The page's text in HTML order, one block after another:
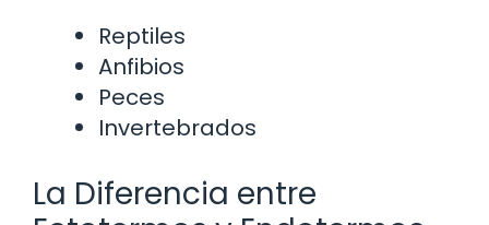
Reptiles
Anfibios
Peces
Invertebrados
La Diferencia entre